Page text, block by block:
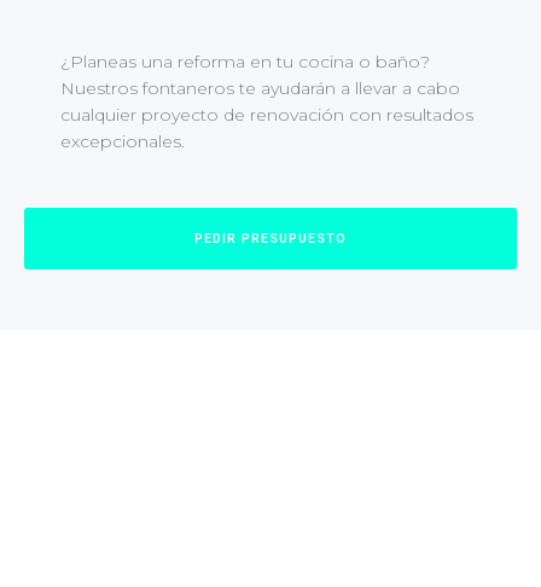
¿Planeas una reforma en tu cocina o baño?
Nuestros fontaneros te ayudarán a llevar a cabo
cualquier proyecto de renovación con resultados
excepcionales.
PEDIR PRESUPUESTO